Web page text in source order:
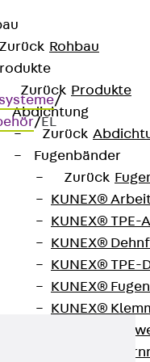
Zurück Rohbau
Zurück Produkte
Abdichtung
Zurück
Fugenbänder
Zurück
KUNEX®
KUNEX®
KUNEX®
KUNEX®
KUNEX®
KUNEX®
KUNEX®
KUNEX®
/
/EL